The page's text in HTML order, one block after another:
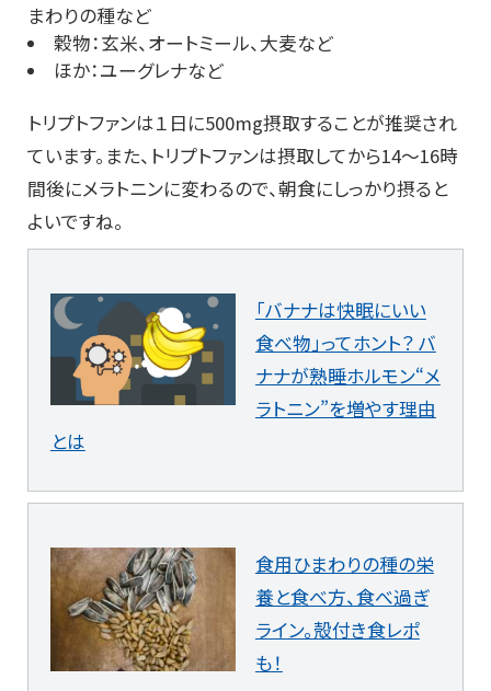
まわりの種など
穀物：玄米、オートミール、大麦など
ほか：ユーグレナなど
トリプトファンは１日に500mg摂取することが推奨され
ています。また、トリプトファンは摂取してから14～16時
間後にメラトニンに変わるので、朝食にしっかり摂ると
よいですね。
「バナナは快眠にいい
食べ物」ってホント？ バ
ナナが熟睡ホルモン“メ
ラトニン”を増やす理由
とは
食用ひまわりの種の栄
養と食べ方、食べ過ぎ
ライン。殻付き食レポ
も！